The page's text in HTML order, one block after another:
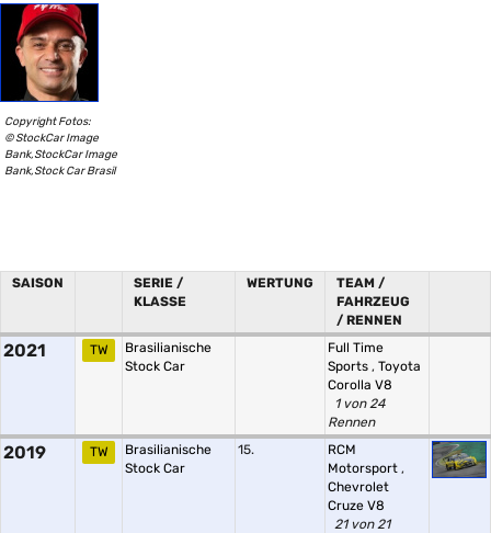
Copyright Fotos:
© StockCar Image
Bank,StockCar Image
Bank,Stock Car Brasil
SAISON
SERIE /
KLASSE
WERTUNG
TEAM /
FAHRZEUG
/ RENNEN
2021 TW
Brasilianische
Stock Car
Full Time
Sports , Toyota
Corolla V8
1 von 24
Rennen
2019 TW
Brasilianische
Stock Car
15.
RCM
Motorsport ,
Chevrolet
Cruze V8
21 von 21